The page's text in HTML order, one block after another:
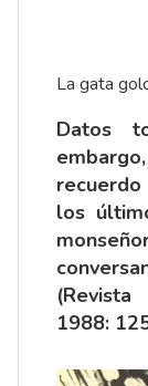
La gata
Datos
los
1988: